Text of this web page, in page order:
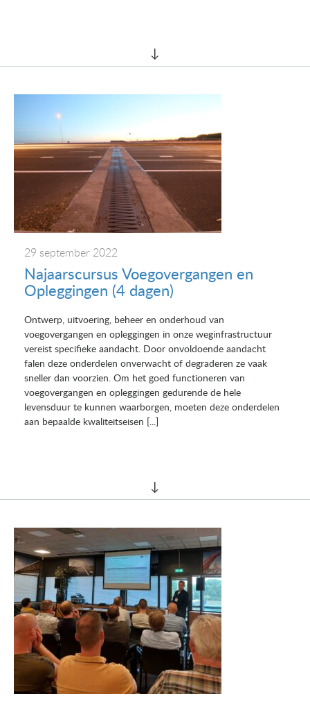
29 september 2022
Najaarscursus Voegovergangen en
Opleggingen (4 dagen)
Ontwerp, uitvoering, beheer en onderhoud van
voegovergangen en opleggingen in onze weginfrastructuur
vereist specifieke aandacht. Door onvoldoende aandacht
falen deze onderdelen onverwacht of degraderen ze vaak
sneller dan voorzien. Om het goed functioneren van
voegovergangen en opleggingen gedurende de hele
levensduur te kunnen waarborgen, moeten deze onderdelen
aan bepaalde kwaliteitseisen [...]